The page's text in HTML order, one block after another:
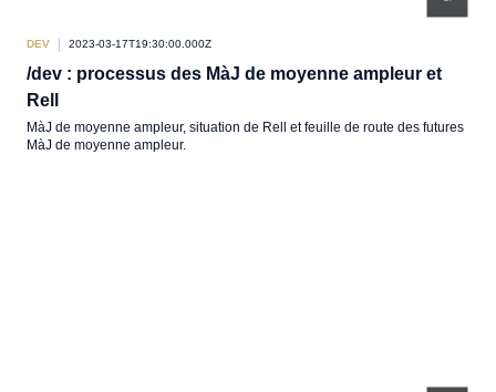
DEV 2023-03-17T19:30:00.000Z
/dev : processus des MàJ de moyenne ampleur et
Rell
MàJ de moyenne ampleur, situation de Rell et feuille de route des futures
MàJ de moyenne ampleur.